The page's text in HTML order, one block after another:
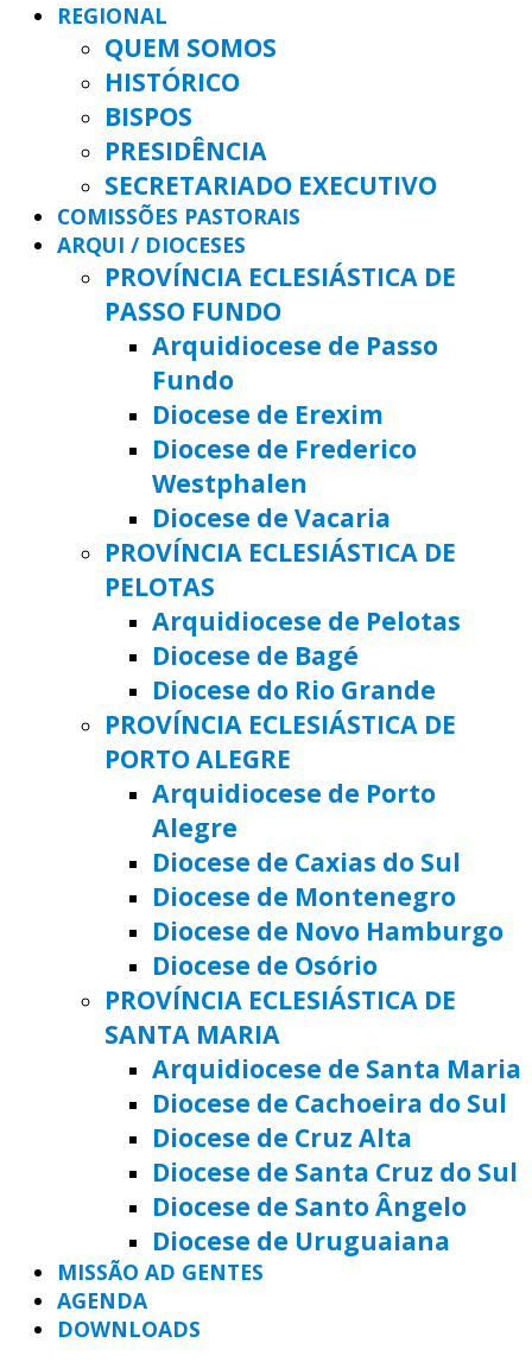
REGIONAL
QUEM SOMOS
HISTÓRICO
BISPOS
PRESIDÊNCIA
SECRETARIADO EXECUTIVO
COMISSÕES PASTORAIS
ARQUI / DIOCESES
PROVÍNCIA ECLESIÁSTICA DE
PASSO FUNDO
Arquidiocese de Passo
Fundo
Diocese de Erexim
Diocese de Frederico
Westphalen
Diocese de Vacaria
PROVÍNCIA ECLESIÁSTICA DE
PELOTAS
Arquidiocese de Pelotas
Diocese de Bagé
Diocese do Rio Grande
PROVÍNCIA ECLESIÁSTICA DE
PORTO ALEGRE
Arquidiocese de Porto
Alegre
Diocese de Caxias do Sul
Diocese de Montenegro
Diocese de Novo Hamburgo
Diocese de Osório
PROVÍNCIA ECLESIÁSTICA DE
SANTA MARIA
Arquidiocese de Santa Maria
Diocese de Cachoeira do Sul
Diocese de Cruz Alta
Diocese de Santa Cruz do Sul
Diocese de Santo Ângelo
Diocese de Uruguaiana
MISSÃO AD GENTES
AGENDA
DOWNLOADS